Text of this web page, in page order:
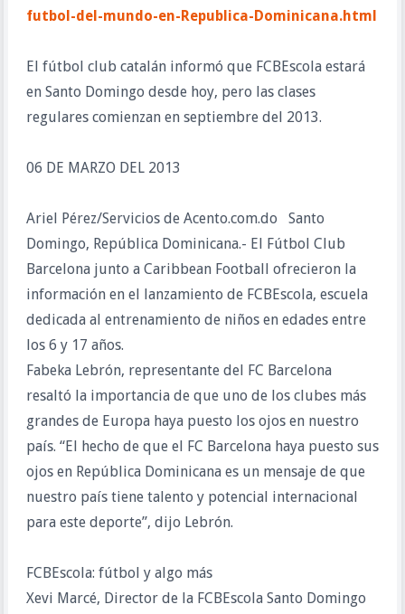
futbol-del-mundo-en-Republica-Dominicana.html
El fútbol club catalán informó que FCBEscola estará
en Santo Domingo desde hoy, pero las clases
regulares comienzan en septiembre del 2013.
06 DE MARZO DEL 2013
Ariel Pérez/Servicios de Acento.com.do Santo
Domingo, República Dominicana.- El Fútbol Club
Barcelona junto a Caribbean Football ofrecieron la
información en el lanzamiento de FCBEscola, escuela
dedicada al entrenamiento de niños en edades entre
los 6 y 17 años.
Fabeka Lebrón, representante del FC Barcelona
resaltó la importancia de que uno de los clubes más
grandes de Europa haya puesto los ojos en nuestro
país. “El hecho de que el FC Barcelona haya puesto sus
ojos en República Dominicana es un mensaje de que
nuestro país tiene talento y potencial internacional
para este deporte”, dijo Lebrón.
FCBEscola: fútbol y algo más
Xevi Marcé, Director de la FCBEscola Santo Domingo